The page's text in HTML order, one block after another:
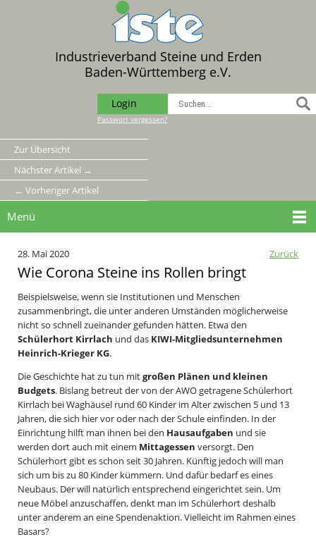
Industrieverband Steine und Erden
Baden-Württemberg e.V.
Login
Passwort vergessen?
Zur Übersicht
Nächster Artikel →
← Vorheriger Artikel
Menü
Zurück
28. Mai 2020
Wie Corona Steine ins Rollen bringt
Beispielsweise, wenn sie Institutionen und Menschen
zusammenbringt, die unter anderen Umständen möglicherweise
nicht so schnell zueinander gefunden hätten. Etwa den
Schülerhort Kirrlach und das KIWI-Mitgliedsunternehmen
Heinrich-Krieger KG.
Die Geschichte hat zu tun mitgroßen Plänen und kleinen
Budgets. Bislang betreut der von der AWO getragene Schülerhort
Kirrlach bei Waghäusel rund 60 Kinder im Alter zwischen 5 und 13
Jahren, die sich hier vor oder nach der Schule einfinden. In der
Einrichtung hilft man ihnen bei den Hausaufgaben und sie
werden dort auch mit einem Mittagessen versorgt. Den
Schülerhort gibt es schon seit 30 Jahren. Künftig jedoch will man
sich um bis zu 80 Kinder kümmern. Und dafür bedarf es eines
Neubaus. Der will natürlich entsprechend eingerichtet sein. Um
neue Möbel anzuschaffen, denkt man im Schülerhort deshalb
unter anderem an eine Spendenaktion. Vielleicht im Rahmen eines
Basars?